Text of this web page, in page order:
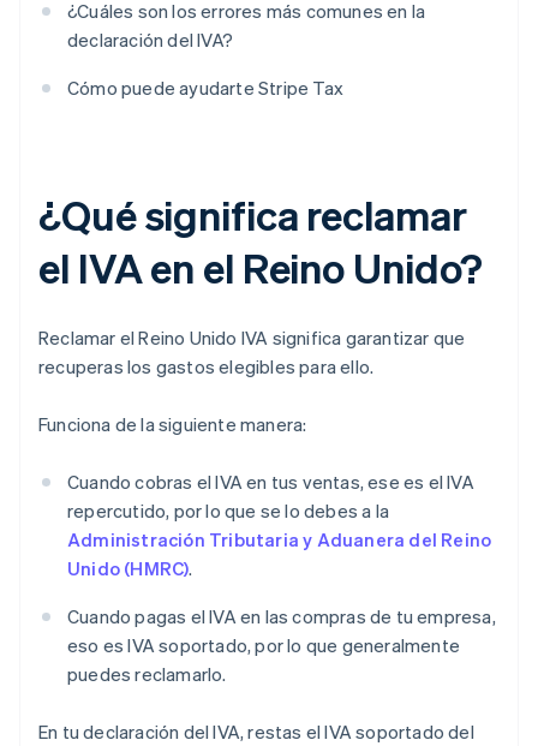
¿Cuáles son los errores más comunes en la
declaración del IVA?
Cómo puede ayudarte Stripe Tax
¿Qué significa reclamar
el IVA en el Reino Unido?
Reclamar el Reino Unido IVA significa garantizar que
recuperas los gastos elegibles para ello.
Funciona de la siguiente manera:
Cuando cobras el IVA en tus ventas, ese es el IVA
repercutido, por lo que se lo debes a la
Administración Tributaria y Aduanera del Reino
Unido (HMRC).
Cuando pagas el IVA en las compras de tu empresa,
eso es IVA soportado, por lo que generalmente
puedes reclamarlo.
En tu declaración del IVA, restas el IVA soportado del